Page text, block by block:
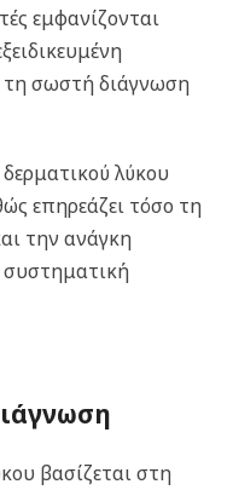
εμφανίζονται
τη σωστή διάγνωση
λύκου
επηρεάζει τόσο τη
την ανάγκη
συστηματική
βασίζεται στη